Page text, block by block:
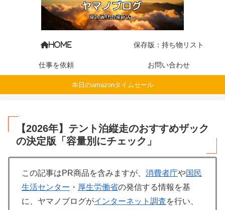
HOME 保存版：持ち物リスト
仕事を依頼 お問い合わせ
本日のamazonタイムセール
【2026年】テント泊縦走のおすすめザック
の決定版「容量別にチェック」
この記事はPR商品を含みますが、 消費者庁や国民
生活センター ・ 厚生労働省の発信する情報を基
に、ヤマノブログがインターネット調査を行い、